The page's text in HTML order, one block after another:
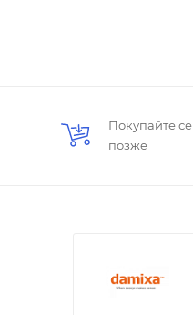
Покупайте
позже